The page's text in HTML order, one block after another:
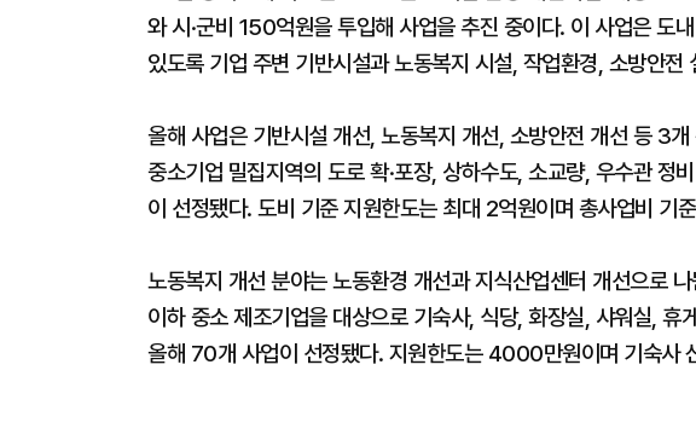
와 시·군비 150억원을 투입해 사업을 추진 중이다. 이 사업은 도
있도록 기업 주변 기반시설과 노동복지 시설, 작업환경, 소방안전
올해 사업은 기반시설 개선, 노동복지 개선, 소방안전 개선 등 3
중소기업 밀집지역의 도로 확·포장, 상하수도, 소교량, 우수관 정
이 선정됐다. 도비 기준 지원한도는 최대 2억원이며 총사업비 기
노동복지 개선 분야는 노동환경 개선과 지식산업센터 개선으로
이하 중소 제조기업을 대상으로 기숙사, 식당, 화장실, 샤워실, 휴
올해 70개 사업이 선정됐다. 지원한도는 4000만원이며 기숙사